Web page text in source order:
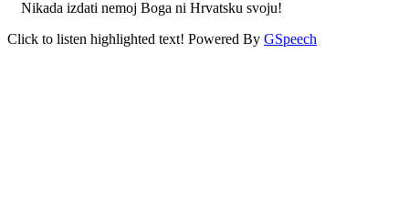
Nikada izdati nemoj Boga ni Hrvatsku svoju!
Click to listen highlighted text! Powered By GSpeech